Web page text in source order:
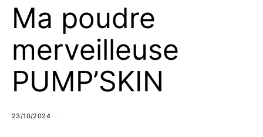
Ma poudre
merveilleuse
PUMP’SKIN
23/10/2024